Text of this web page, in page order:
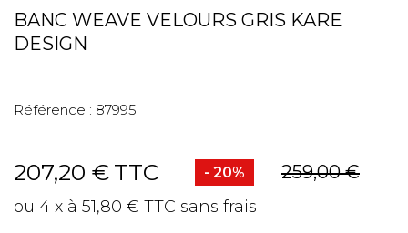
BANC WEAVE VELOURS GRIS KARE
DESIGN
Référence : 87995
207,20 € TTC - 20% 259,00 €
ou 4 x à 51,80 € TTC sans frais